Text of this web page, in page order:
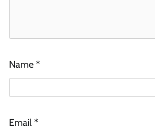
Name *
Email *